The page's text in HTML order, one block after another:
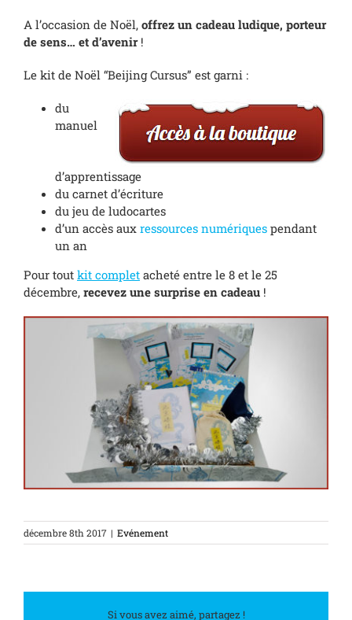
A l’occasion de Noël, offrez un cadeau ludique, porteur
de sens… et d’avenir!
Le kit de Noël “Beijing Cursus” est garni :
du
manuel
d’apprentissage
du carnet d’écriture
du jeu de ludocartes
d’un accès aux ressources numériquespendant
un an
Pour tout kit completacheté entre le 8 et le 25
décembre, recevez une surprise en cadeau!
décembre 8th 2017 | Evénement
Si vous avez aimé, partagez !